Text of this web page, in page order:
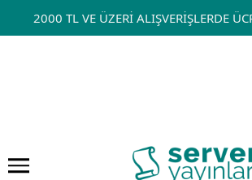
2000 TL VE ÜZERİ ALIŞVERİŞLERDE